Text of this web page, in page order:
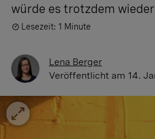
würde es trotzdem
Lesezeit: 1 Minute
Lena Berger
Veröffentlicht am 14.